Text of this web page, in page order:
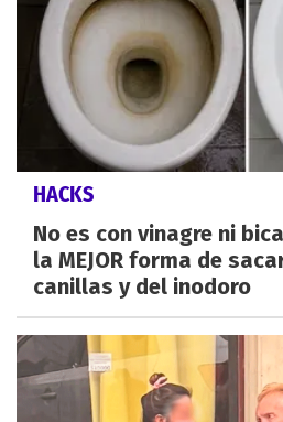
HACKS
No es con vinagre ni
la MEJOR forma de
canillas y del inodoro